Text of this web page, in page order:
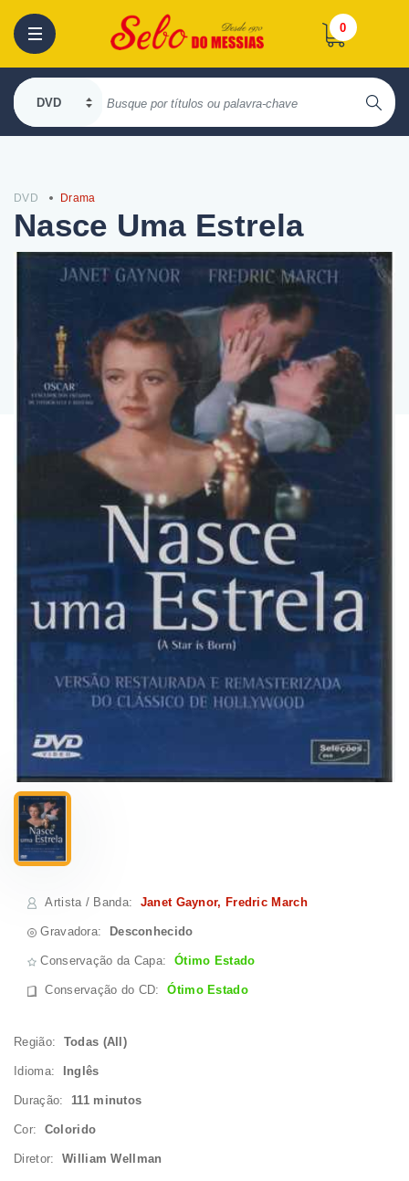
0
DVD Drama
Nasce Uma Estrela
Artista / Banda: Janet Gaynor, Fredric March
Gravadora: Desconhecido
Conservação da Capa: Ótimo Estado
Conservação do CD:Ótimo Estado
Região: Todas (All)
Idioma: Inglês
Duração: 111 minutos
Cor: Colorido
Diretor: William Wellman